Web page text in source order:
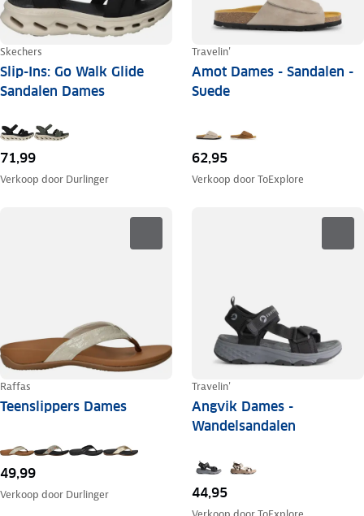
Skechers
Slip-Ins: Go Walk Glide
Sandalen Dames
71,99
Verkoop door Durlinger
Travelin'
Amot Dames - Sandalen -
Suede
62,95
Verkoop doorToExplore
Raffas
Teenslippers Dames
49,99
Verkoop door Durlinger
Travelin'
Angvik Dames -
Wandelsandalen
44,95